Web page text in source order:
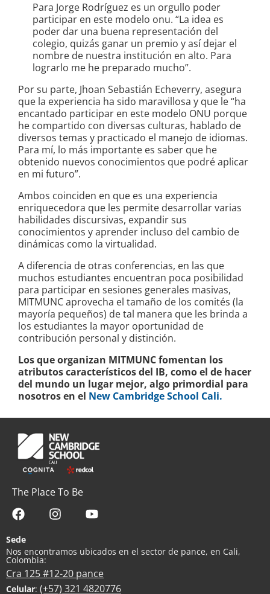
Para Jorge Rodríguez es un orgullo poder
participar en este modelo onu. “La idea es
poder dar una buena representación del
colegio, quizás ganar un premio y así dejar el
nombre de nuestra institución en alto. Para
lograrlo me he preparado mucho”.
Por su parte, Jhoan Sebastián Echeverry, asegura
que la experiencia ha sido maravillosa y que le “ha
encantado participar en este modelo ONU porque
he compartido con diversas culturas, hablado de
diversos temas y practicado el manejo de idiomas.
Para mí, lo más importante es saber que he
obtenido nuevos conocimientos que podré aplicar
en mi futuro”.
Ambos coinciden en que es una experiencia
enriquecedora que les permite desarrollar varias
habilidades discursivas, expandir sus
conocimientos y aprender incluso del cambio de
dinámicas como la virtualidad.
A diferencia de otras conferencias, en las que
muchos estudiantes encuentran poca posibilidad
para participar en sesiones generales masivas,
MITMUNC aprovecha el tamaño de los comités (la
mayoría pequeños) de tal manera que les brinda a
los estudiantes la mayor oportunidad de
contribución personal y distinción.
Los que organizan MITMUNC fomentan los
atributos característicos del IB, como el de hacer
del mundo un lugar mejor, algo primordial para
nosotros en el New Cambridge School Cali.
The Place To Be
Sede
Nos encontramos ubicados en el sector de pance, en Cali,
Colombia:
Cra 125 #12-20 pance
Celular: (+57) 321 4820776